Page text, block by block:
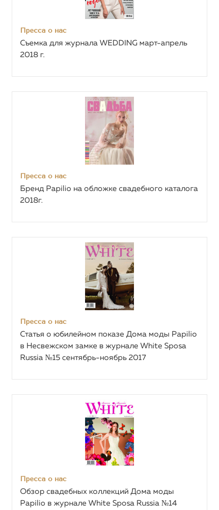
Пресса о нас
Съемка для журнала WEDDING март-апрель
2018 г.
Пресса о нас
Бренд Papilio на обложке свадебного каталога
2018г.
Пресса о нас
Статья о юбилейном показе Дома моды Papilio
в Несвежском замке в журнале White Sposa
Russia №15 сентябрь-ноябрь 2017
Пресса о нас
Обзор свадебных коллекций Дома моды
Papilio в журнале White Sposa Russia №14